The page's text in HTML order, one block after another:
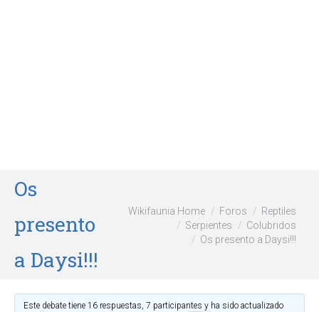
Os
presento
a Daysi!!!
Wikifaunia Home Foros
Reptiles
Serpientes
Colubridos
Os presento a Daysi!!!
Este debate tiene 16 respuestas, 7 participantes y ha sido actualizado